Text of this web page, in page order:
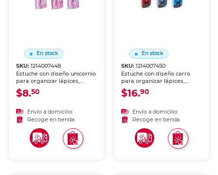
En stock
SKU:1214007448
Estuche con diseño unicornio
para organizar lápices,
bolígrafos y útiles. Cierre
seguro y diseño divertido
$8.50
Envío a domicilio
Recoge en tienda
En stock
SKU: 1214007450
Estuche con diseño carro
para organizar lápices,
bolígrafos y útiles. Cierre
seguro y diseño divertido
$16.90
Envío a domicilio
Recoge en tienda